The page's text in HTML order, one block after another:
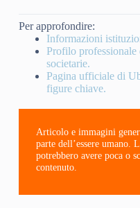
Per approfondire:
Informazioni
Profilo
societarie.
Pagina ufficiale di
figure chiave.
Articolo e immagini
parte dell’essere umano.
potrebbero avere poca o
contenuto.